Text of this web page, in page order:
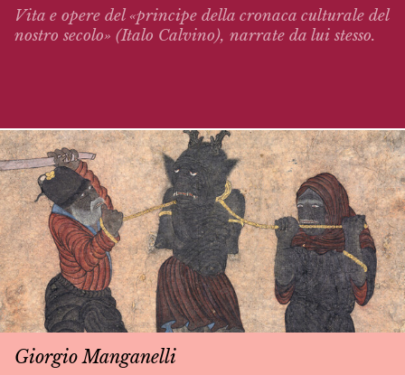
Vita e opere del «principe della cronaca culturale del
nostro secolo» (Italo Calvino), narrate da lui stesso.
Giorgio Manganelli